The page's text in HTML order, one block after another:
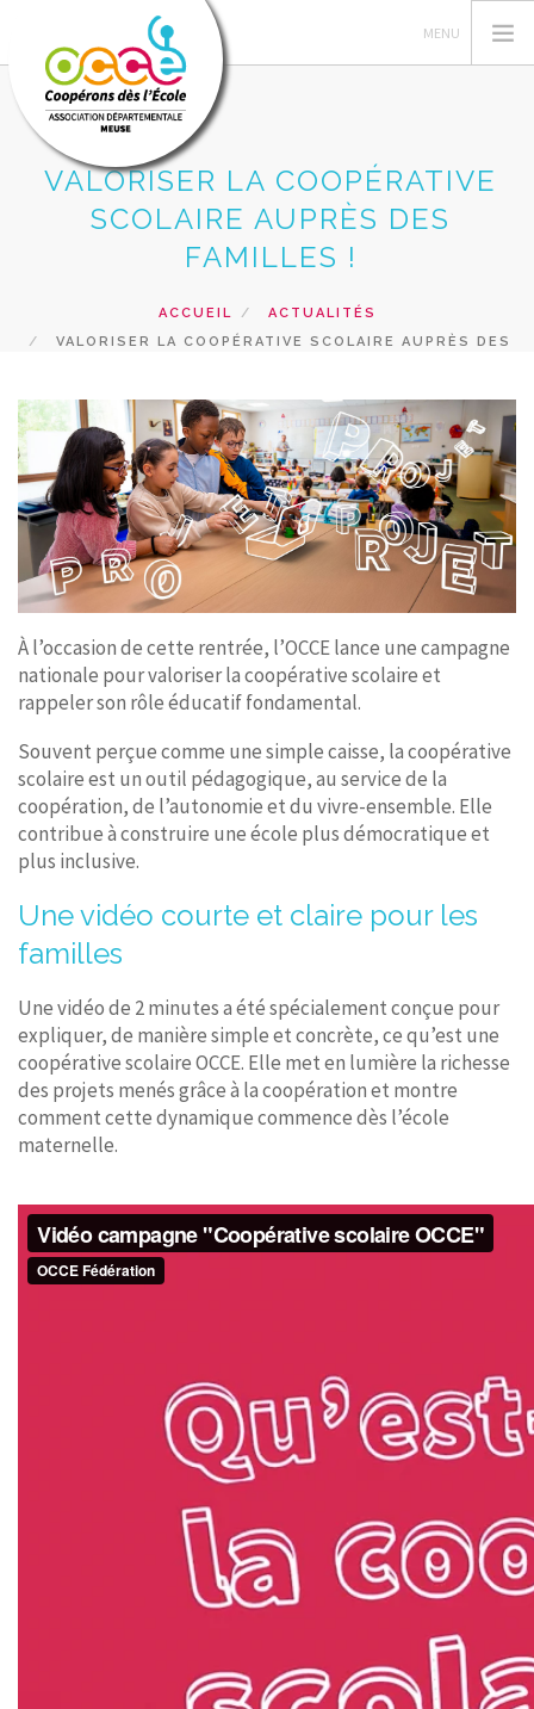
GERER SA COOPERATIVE
PRETS ET SERVICES
RECHERCHER
CONTACT
VALORISER LA COOPÉRATIVE
SCOLAIRE AUPRÈS DES
FAMILLES !
ACCUEIL
ACTUALITÉS
VALORISER LA COOPÉRATIVE SCOLAIRE AUPRÈS DES
À l’occasion de cette rentrée, l’OCCE lance une campagne
nationale pour valoriser la coopérative scolaire et
rappeler son rôle éducatif fondamental.
Souvent perçue comme une simple caisse, la coopérative
scolaire est un outil pédagogique, au service de la
coopération, de l’autonomie et du vivre-ensemble. Elle
contribue à construire une école plus démocratique et
plus inclusive.
Une vidéo courte et claire pour les
familles
Une vidéo de 2 minutes a été spécialement conçue pour
expliquer, de manière simple et concrète, ce qu’est une
coopérative scolaire OCCE. Elle met en lumière la richesse
des projets menés grâce à la coopération et montre
comment cette dynamique commence dès l’école
maternelle.